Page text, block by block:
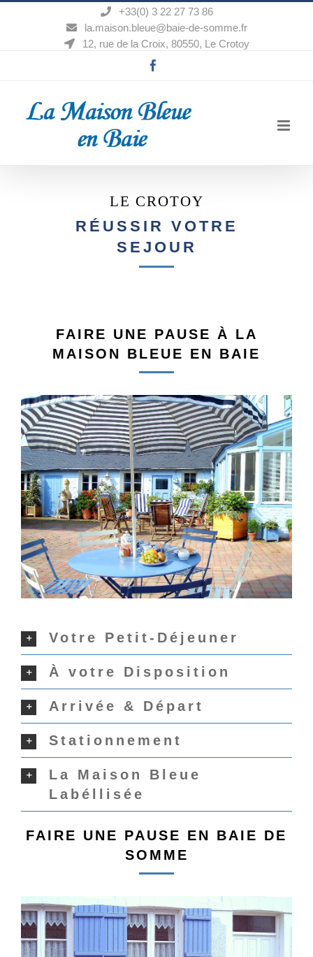
+33(0) 3 22 27 73 86
la.maison.bleue@baie-de-somme.fr
12, rue de la Croix, 80550, Le Crotoy
LE CROTOY
RÉUSSIR VOTRE
SEJOUR
FAIRE UNE PAUSE À LA
MAISON BLEUE EN BAIE
Votre Petit-Déjeuner
À votre Disposition
Arrivée & Départ
Stationnement
La Maison Bleue
Labéllisée
FAIRE UNE PAUSE EN BAIE DE
SOMME